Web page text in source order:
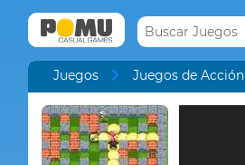
Juegos Juegos de Acción